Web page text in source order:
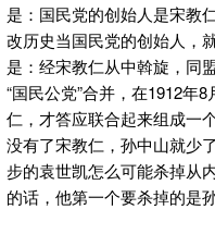
是：国民党的创始人是宋教
改历史当国民党的创始人，
是：经宋教仁从中斡旋，同
“国民公党”合并，在1912年
仁，才答应联合起来组成一
没有了宋教仁，孙中山就少
步的袁世凯怎么可能杀掉从
的话，他第一个要杀掉的是